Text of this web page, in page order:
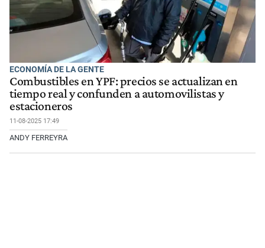
ECONOMÍA DE LA GENTE
Combustibles en YPF: precios se actualizan en
tiempo real y confunden a automovilistas y
estacioneros
11-08-2025 17:49
ANDY FERREYRA